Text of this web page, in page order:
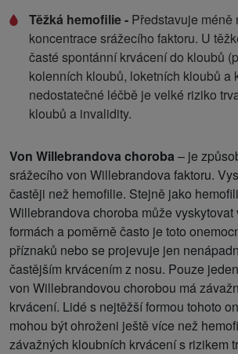
Těžká hemofilie - Představuje méně
koncentrace srážecího faktoru. U
časté spontánní krvácení do kloubů
kolenních kloubů, loketních kloubů a
nedostatečné léčbě je velké riziko
kloubů a invalidity.
Von Willebrandova choroba – je
srážecího von Willebrandova faktoru.
častěji než hemofilie. Stejně jako
Willebrandova choroba může vyskytovat
formách a poměrně často je toto
příznaků nebo se projevuje jen
častějším krvácením z nosu. Pouze
von Willebrandovou chorobou má
krvácení. Lidé s nejtěžší formou tohoto
mohou být ohroženi ještě více než
závažných kloubních krvácení s rizikem